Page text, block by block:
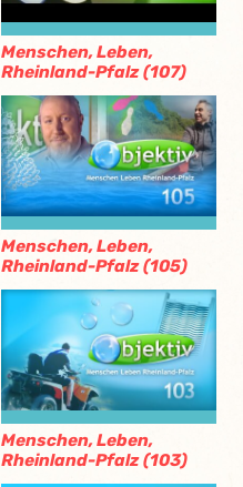
Menschen, Leben,
Rheinland-Pfalz (107)
Menschen, Leben,
Rheinland-Pfalz (105)
Menschen, Leben,
Rheinland-Pfalz (103)